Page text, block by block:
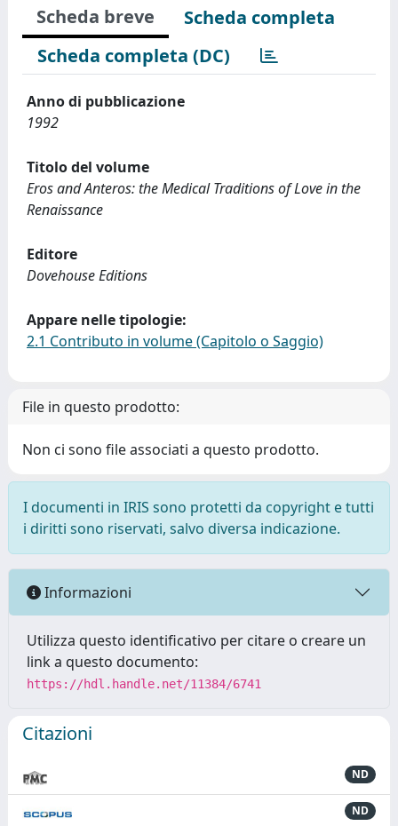
Scheda breve
Scheda completa
Scheda completa (DC)
Anno di pubblicazione
1992
Titolo del volume
Eros and Anteros: the Medical Traditions of Love in the
Renaissance
Editore
Dovehouse Editions
Appare nelle tipologie:
2.1 Contributo in volume (Capitolo o Saggio)
File in questo prodotto:
Non ci sono file associati a questo prodotto.
I documenti in IRIS sono protetti da copyright e tutti
i diritti sono riservati, salvo diversa indicazione.
Informazioni
Utilizza questo identificativo per citare o creare un
link a questo documento:
https://hdl.handle.net/11384/6741
Citazioni
ND
ND